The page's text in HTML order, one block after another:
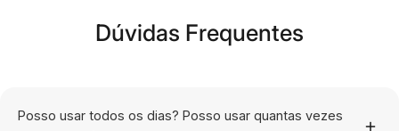
Dúvidas Frequentes
Posso usar todos os dias? Posso usar quantas vezes